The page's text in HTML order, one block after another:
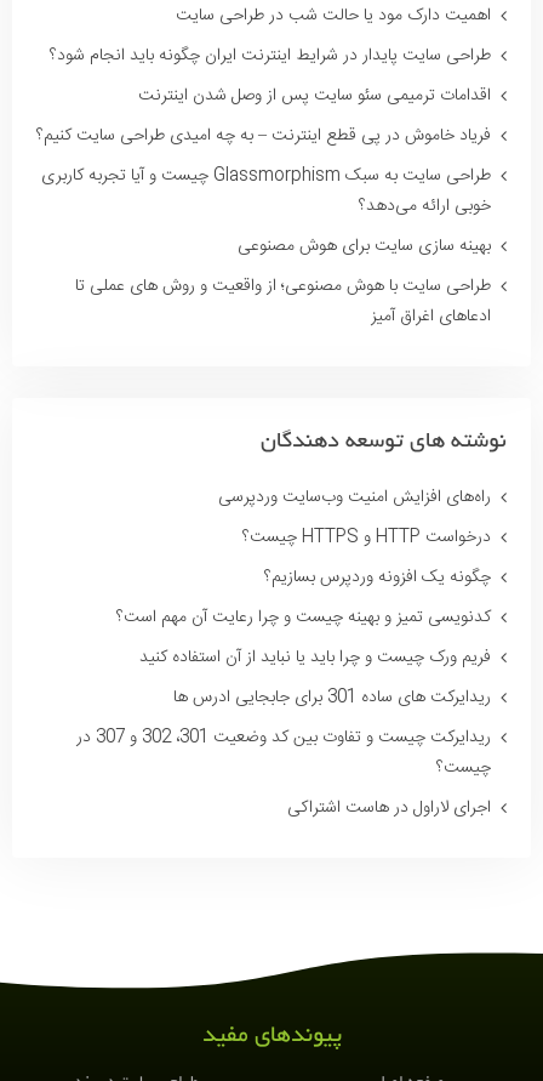
اهمیت دارک مود یا حالت شب در طراحی سایت
طراحی سایت پایدار در شرایط اینترنت ایران چگونه باید انجام شود؟
اقدامات ترمیمی سئو سایت پس از وصل شدن اینترنت
فریاد خاموش در پی قطع اینترنت – به چه امیدی طراحی سایت کنیم؟
طراحی سایت به سبک Glassmorphism چیست و آیا تجربه کاربری
خوبی ارائه می‌دهد؟
بهینه سازی سایت برای هوش مصنوعی
طراحی سایت با هوش مصنوعی؛ از واقعیت و روش های عملی تا
ادعاهای اغراق آمیز
نوشته های توسعه دهندگان
راه‌های افزایش امنیت وب‌سایت وردپرسی
درخواست HTTP و HTTPS چیست؟
چگونه یک افزونه وردپرس بسازیم؟
کدنویسی تمیز و بهینه چیست و چرا رعایت آن مهم است؟
فریم ورک چیست و چرا باید یا نباید از آن استفاده کنید
ریدایرکت های ساده 301 برای جابجایی ادرس ها
ریدایرکت چیست و تفاوت بین کد وضعیت 301، 302 و 307 در
چیست؟
اجرای لاراول در هاست اشتراکی
پیوندهای مفید